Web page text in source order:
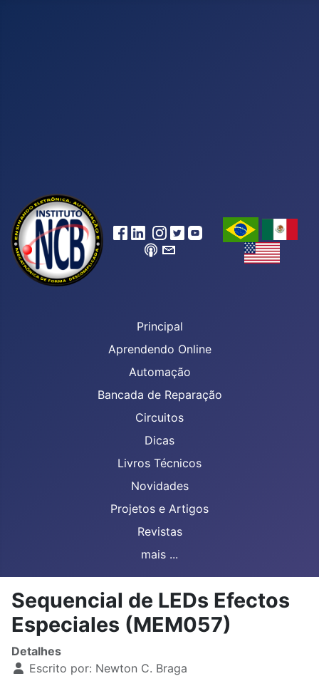
Principal
Aprendendo Online
Automação
Bancada de Reparação
Circuitos
Dicas
Livros Técnicos
Novidades
Projetos e Artigos
Revistas
mais ...
Sequencial de LEDs Efectos
Especiales (MEM057)
Detalhes
Escrito por: Newton C. Braga